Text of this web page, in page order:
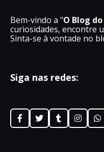
Bem-vindo a "O Blog
curiosidades, encontre
Sinta-se à vontade no
Siga nas redes: